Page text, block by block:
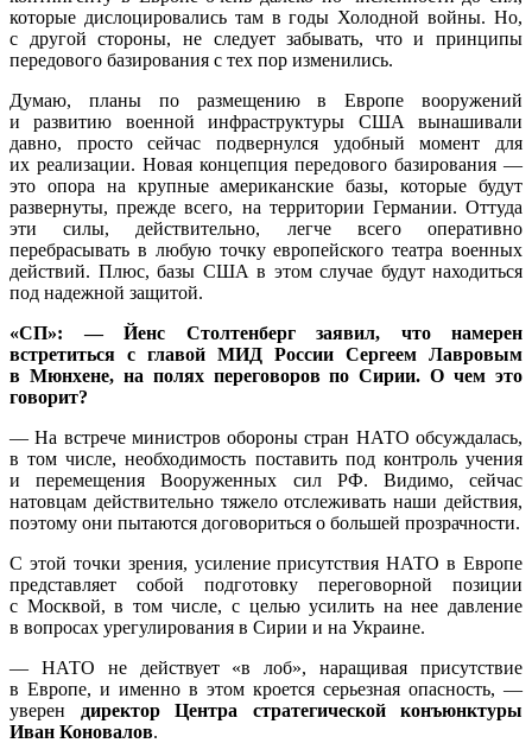
которые дислоцировались там в годы Холодной войны. Но,
с другой стороны, не следует забывать, что и принципы
передового базирования с тех пор изменились.
Думаю, планы по размещению в Европе вооружений
и развитию военной инфраструктуры США вынашивали
давно, просто сейчас подвернулся удобный момент для
их реализации. Новая концепция передового базирования —
это опора на крупные американские базы, которые будут
развернуты, прежде всего, на территории Германии. Оттуда
эти силы, действительно, легче всего оперативно
перебрасывать в любую точку европейского театра военных
действий. Плюс, базы США в этом случае будут находиться
под надежной защитой.
«СП»: — Йенс Столтенберг заявил, что намерен
встретиться с главой МИД России Сергеем Лавровым
в Мюнхене, на полях переговоров по Сирии. О чем это
говорит?
— На встрече министров обороны стран НАТО обсуждалась,
в том числе, необходимость поставить под контроль учения
и перемещения Вооруженных сил РФ. Видимо, сейчас
натовцам действительно тяжело отслеживать наши действия,
поэтому они пытаются договориться о большей прозрачности.
С этой точки зрения, усиление присутствия НАТО в Европе
представляет собой подготовку переговорной позиции
с Москвой, в том числе, с целью усилить на нее давление
в вопросах урегулирования в Сирии и на Украине.
— НАТО не действует «в лоб», наращивая присутствие
в Европе, и именно в этом кроется серьезная опасность, —
уверен директор Центра стратегической конъюнктуры
Иван Коновалов.